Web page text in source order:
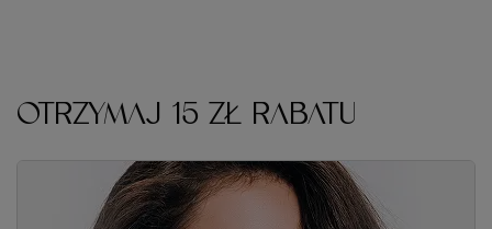
OTRZYMAJ 15 ZŁ RABATU